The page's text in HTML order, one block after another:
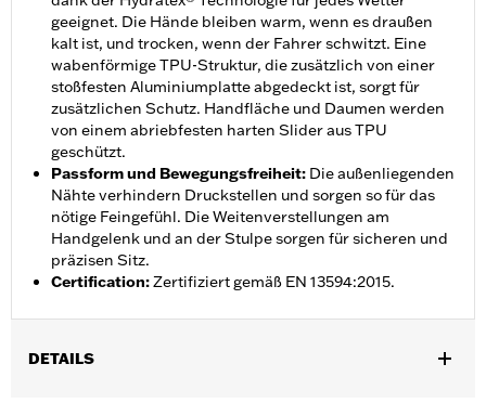
geeignet. Die Hände bleiben warm, wenn es draußen
kalt ist, und trocken, wenn der Fahrer schwitzt. Eine
wabenförmige TPU-Struktur, die zusätzlich von einer
stoßfesten Aluminiumplatte abgedeckt ist, sorgt für
zusätzlichen Schutz. Handfläche und Daumen werden
von einem abriebfesten harten Slider aus TPU
geschützt.
Passform und Bewegungsfreiheit: Die außenliegenden
Nähte verhindern Druckstellen und sorgen so für das
nötige Feingefühl. Die Weitenverstellungen am
Handgelenk und an der Stulpe sorgen für sicheren und
präzisen Sitz.
Certification:Zertifiziert gemäß EN 13594:2015.
DETAILS